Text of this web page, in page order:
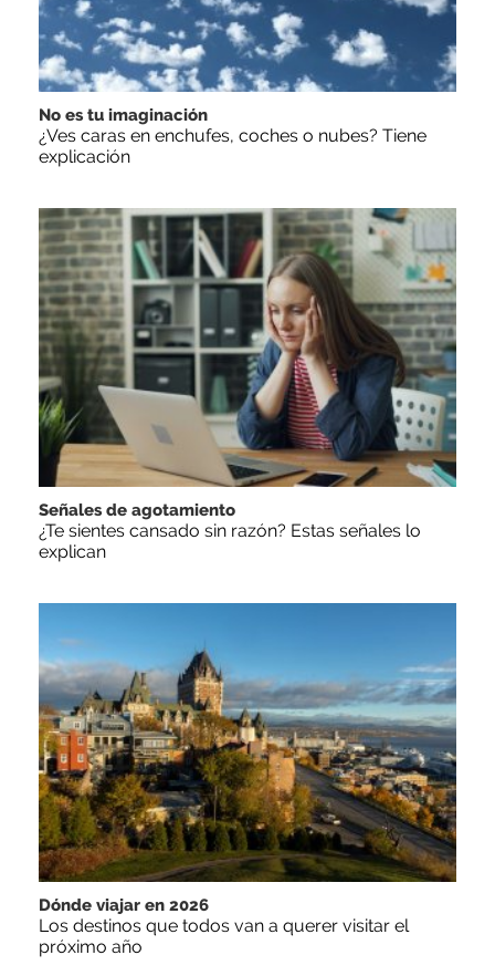
No es tu imaginación
¿Ves caras en enchufes, coches o nubes? Tiene
explicación
Señales de agotamiento
¿Te sientes cansado sin razón? Estas señales lo
explican
Dónde viajar en 2026
Los destinos que todos van a querer visitar el
próximo año